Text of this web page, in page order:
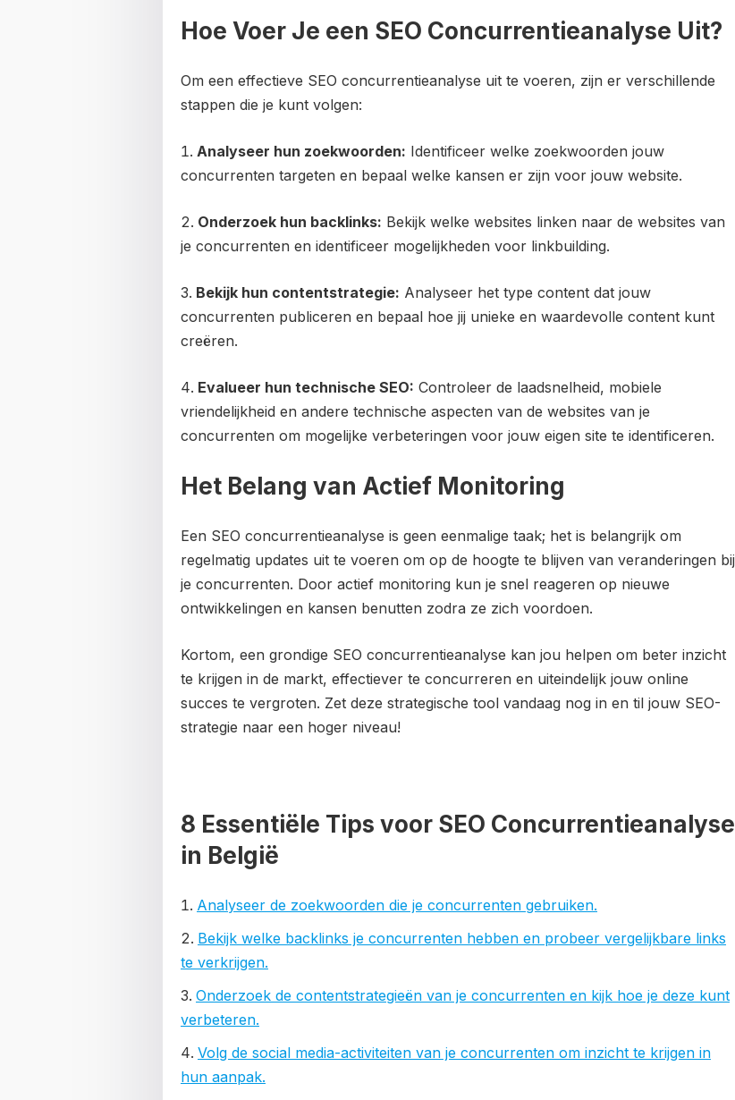
Hoe Voer Je een SEO Concurrentieanalyse Uit?
Om een effectieve SEO concurrentieanalyse uit te voeren, zijn er verschillende
stappen die je kunt volgen:
Analyseer hun zoekwoorden: Identificeer welke zoekwoorden jouw
concurrenten targeten en bepaal welke kansen er zijn voor jouw website.
Onderzoek hun backlinks: Bekijk welke websites linken naar de websites van
je concurrenten en identificeer mogelijkheden voor linkbuilding.
Bekijk hun contentstrategie: Analyseer het type content dat jouw
concurrenten publiceren en bepaal hoe jij unieke en waardevolle content kunt
creëren.
Evalueer hun technische SEO: Controleer de laadsnelheid, mobiele
vriendelijkheid en andere technische aspecten van de websites van je
concurrenten om mogelijke verbeteringen voor jouw eigen site te identificeren.
Het Belang van Actief Monitoring
Een SEO concurrentieanalyse is geen eenmalige taak; het is belangrijk om
regelmatig updates uit te voeren om op de hoogte te blijven van veranderingen bij
je concurrenten. Door actief monitoring kun je snel reageren op nieuwe
ontwikkelingen en kansen benutten zodra ze zich voordoen.
Kortom, een grondige SEO concurrentieanalyse kan jou helpen om beter inzicht
te krijgen in de markt, effectiever te concurreren en uiteindelijk jouw online
succes te vergroten. Zet deze strategische tool vandaag nog in en til jouw SEO-
strategie naar een hoger niveau!
8 Essentiële Tips voor SEO Concurrentieanalyse
in België
Analyseer de zoekwoorden die je concurrenten gebruiken.
Bekijk welke backlinks je concurrenten hebben en probeer vergelijkbare links
te verkrijgen.
Onderzoek de contentstrategieën van je concurrenten en kijk hoe je deze kunt
verbeteren.
Volg de social media-activiteiten van je concurrenten om inzicht te krijgen in
hun aanpak.